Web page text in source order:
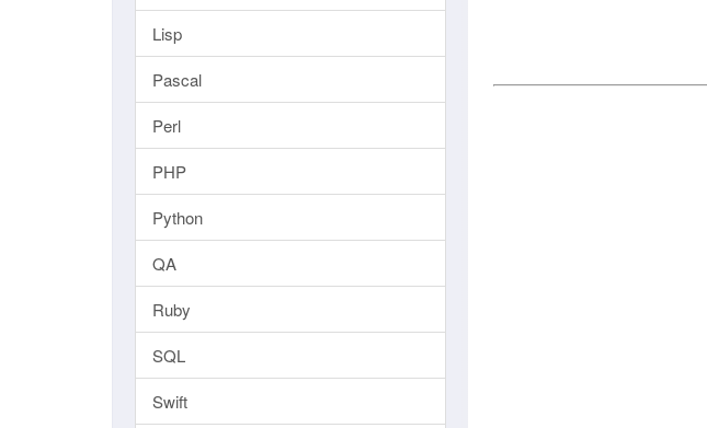
Lisp
Pascal
Perl
PHP
Python
QA
Ruby
SQL
Swift